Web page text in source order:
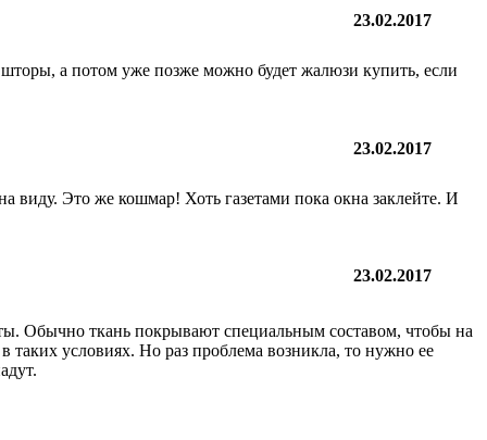
23.02.2017
а потом уже позже можно будет жалюзи купить, если
23.02.2017
виду. Это же кошмар! Хоть газетами пока окна заклейте. И
23.02.2017
Обычно ткань покрывают специальным составом, чтобы на
таких условиях. Но раз проблема возникла, то нужно ее